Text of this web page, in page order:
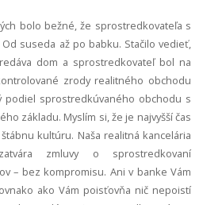
bolo bežné, že sprostredkovateľa s
suseda až po babku. Stačilo vedieť,
dom a sprostredkovateľ bol na
zrody realitného obchodu
podiel sprostredkúvaného obchodu s
základu. Myslím si, že je najvyšší čas
kultúru. Naša realitná kancelária
zmluvy o sprostredkovaní
– bez kompromisu. Ani v banke Vám
ako Vám poisťovňa nič nepoistí